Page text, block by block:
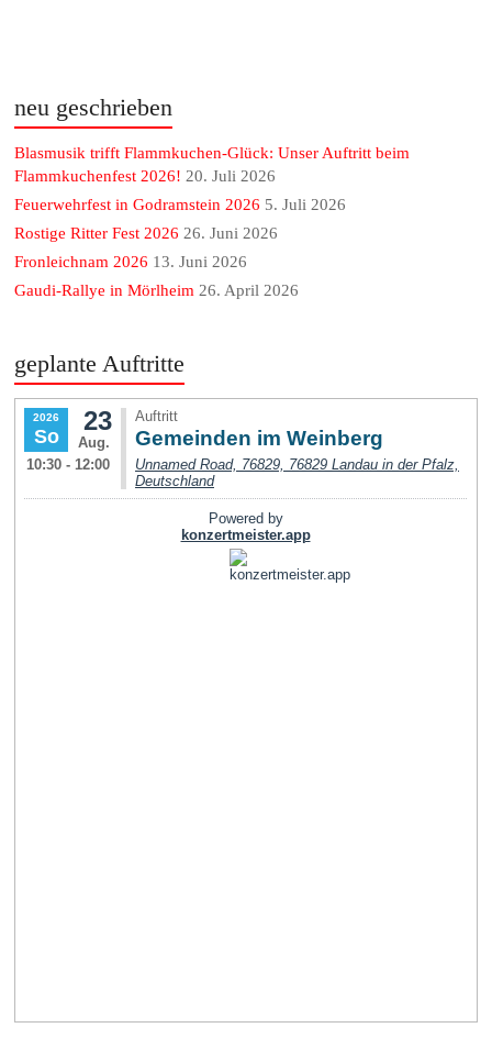
neu geschrieben
Blasmusik trifft Flammkuchen-Glück: Unser Auftritt beim
Flammkuchenfest 2026! 20. Juli 2026
Feuerwehrfest in Godramstein 2026 5. Juli 2026
Rostige Ritter Fest 2026 26. Juni 2026
Fronleichnam 2026 13. Juni 2026
Gaudi-Rallye in Mörlheim 26. April 2026
geplante Auftritte